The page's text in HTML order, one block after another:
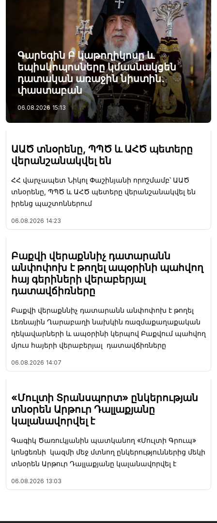
Գարեգին Բ կաթողիկոսը և
եպիսկոպոսները կմասնակցեն
դատական առաջին նիստին․
փաստաբան
06.08.2026 15:13
ԱԱԾ տնօրենը, ՊՊԾ և ԱՀԾ պետերը
վերանշանակվել են
ՀՀ վարչապետ Նիկոլ Փաշինյանի որոշմամբ՝ ԱԱԾ
տնօրենը, ՊՊԾ և ԱՀԾ պետերը վերանշանակվել են
իրենց պաշտոններում
06.08.2026 14:23
Բաքվի վերաքննիչ դատարանն
անփոփոխ է թողել ապօրինի պահվող
հայ գերիների վերաբերյալ
դատավճիռները
Բաքվի վերաքննիչ դատարանն անփոփոխ է թողել
Լեռնային Ղարաբաղի նախկին ռազմաքաղաքական
ղեկավարների և ապօրինի կերպով Բաքվում պահվող
մյուս հայերի վերաբերյալ դատավճիռները
06.08.2026 14:07
«Մուլտի Տրանսպորտ» ընկերության
տնօրեն Արթուր Դալլաքյանը
կալանավորվել է
Գագիկ Ծառուկյանին պատկանող «Մուլտի Գրուպ»
կոնցեռնի կազմի մեջ մտնող ընկերություններից մեկի
տնօրեն Արթուր Դալլաքյանը կալանավորվել է
06.08.2026 13:03